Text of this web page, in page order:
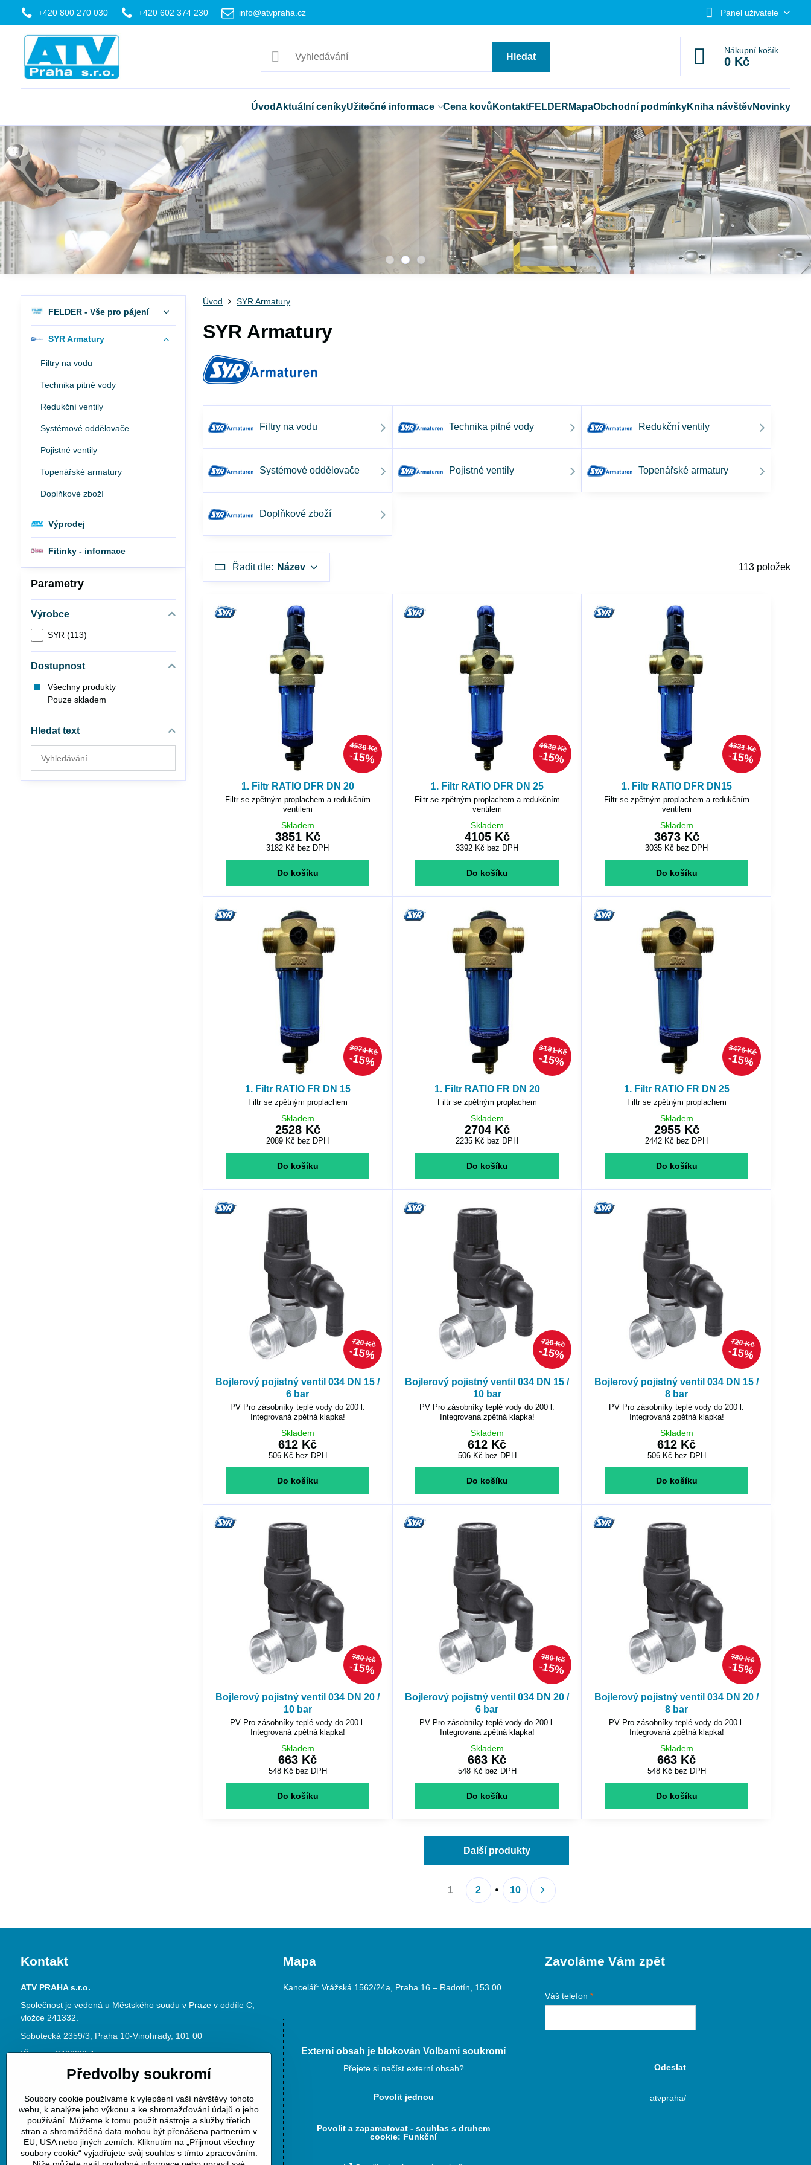
+420 800 270 030 +420 602 374 230 info@atvpraha.cz Panel uživatele
Hledat
Nákupní košík
0 Kč
ÚvodAktuální ceníkyUžitečné informace Cena kovů KontaktFELDER MapaObchodní podmínkyKniha návštěvNovinky
Úvod SYR Armatury
SYR Armatury
Filtry na vodu Technika pitné vody Redukční ventily
Systémové oddělovače Pojistné ventily Topenářské armatury
Doplňkové zboží
Řadit dle: Název 113 položek
4530 Kč
15%
1. Filtr RATIO DFR DN 20
Filtr se zpětným proplachem a redukčním
ventilem
Skladem
3851 Kč
3182 Kč bez DPH
Do košíku
4829 Kč
15%
1. Filtr RATIO DFR DN 25
Filtr se zpětným proplachem a redukčním
ventilem
Skladem
4105 Kč
3392 Kč bez DPH
Do košíku
4321 Kč
15%
1. Filtr RATIO DFR DN15
Filtr se zpětným proplachem a redukčním
ventilem
Skladem
3673 Kč
3035 Kč bez DPH
Do košíku
2974 Kč
15%
1. Filtr RATIO FR DN 15
Filtr se zpětným proplachem
Skladem
2528 Kč
2089 Kč bez DPH
Do košíku
3181 Kč
15%
1. Filtr RATIO FR DN 20
Filtr se zpětným proplachem
Skladem
2704 Kč
2235 Kč bez DPH
Do košíku
3476 Kč
15%
1. Filtr RATIO FR DN 25
Filtr se zpětným proplachem
Skladem
2955 Kč
2442 Kč bez DPH
Do košíku
720 Kč
15%
Bojlerový pojistný ventil 034 DN 15 /
6 bar
PV Pro zásobníky teplé vody do 200 l.
Integrovaná zpětná klapka!
Skladem
612 Kč
506 Kč bez DPH
Do košíku
720 Kč
15%
Bojlerový pojistný ventil 034 DN 15 /
10 bar
PV Pro zásobníky teplé vody do 200 l.
Integrovaná zpětná klapka!
Skladem
612 Kč
506 Kč bez DPH
Do košíku
720 Kč
15%
Bojlerový pojistný ventil 034 DN 15 /
8 bar
PV Pro zásobníky teplé vody do 200 l.
Integrovaná zpětná klapka!
Skladem
612 Kč
506 Kč bez DPH
Do košíku
780 Kč
15%
Bojlerový pojistný ventil 034 DN 20 /
10 bar
PV Pro zásobníky teplé vody do 200 l.
Integrovaná zpětná klapka!
Skladem
663 Kč
548 Kč bez DPH
Do košíku
780 Kč
15%
Bojlerový pojistný ventil 034 DN 20 /
6 bar
PV Pro zásobníky teplé vody do 200 l.
Integrovaná zpětná klapka!
Skladem
663 Kč
548 Kč bez DPH
Do košíku
780 Kč
15%
Bojlerový pojistný ventil 034 DN 20 /
8 bar
PV Pro zásobníky teplé vody do 200 l.
Integrovaná zpětná klapka!
Skladem
663 Kč
548 Kč bez DPH
Do košíku
Další produkty
1 2 10
Parametry
Výrobce
SYR (113)
Dostupnost
Všechny produkty
Pouze skladem
Hledat text
výsledky
filtru
FELDER - Vše pro pájení
SYR Armatury
Filtry na vodu
Technika pitné vody
Redukční ventily
Systémové oddělovače
Pojistné ventily
Topenářské armatury
Doplňkové zboží
Výprodej
Fitinky - informace
Kontakt
ATV PRAHA s.r.o.
Společnost je vedená u Městského soudu v Praze v oddíle C,
vložce 241332.
Sobotecká 2359/3, Praha 10-Vinohrady, 101 00
IČ: 04023854
DIČ: CZ04023854
Datová schránka ID: jke3dy6
Telefon:+420 313 128 060
E-mail:info@atvpraha.cz
Mapa
Kancelář: Vrážská 1562/24a, Praha 16 – Radotín, 153 00
Externí obsah je blokován Volbami soukromí
Přejete si načíst externí obsah?
Povolit jednou
Povolit a zapamatovat - souhlas s druhem
cookie: Funkční
Zavoláme Vám zpět
Váš telefon*
Odeslat
atvpraha/
Předvolby soukromí
Soubory cookie používáme k vylepšení vaší návštěvy tohoto
webu, k analýze jeho výkonu a ke shromažďování údajů o jeho
používání. Můžeme k tomu použít nástroje a služby třetích
stran a shromážděná data mohou být přenášena partnerům v
EU, USA nebo jiných zemích. Kliknutím na „Přijmout všechny
soubory cookie“ vyjadřujete svůj souhlas s tímto zpracováním.